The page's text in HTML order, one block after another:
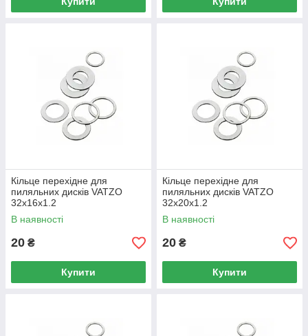
Кільце перехідне для
пиляльних дисків VATZO
32x16x1.2
В наявності
20 ₴
Купити
Кільце перехідне для
пиляльних дисків VATZO
32x20x1.2
В наявності
20 ₴
Купити